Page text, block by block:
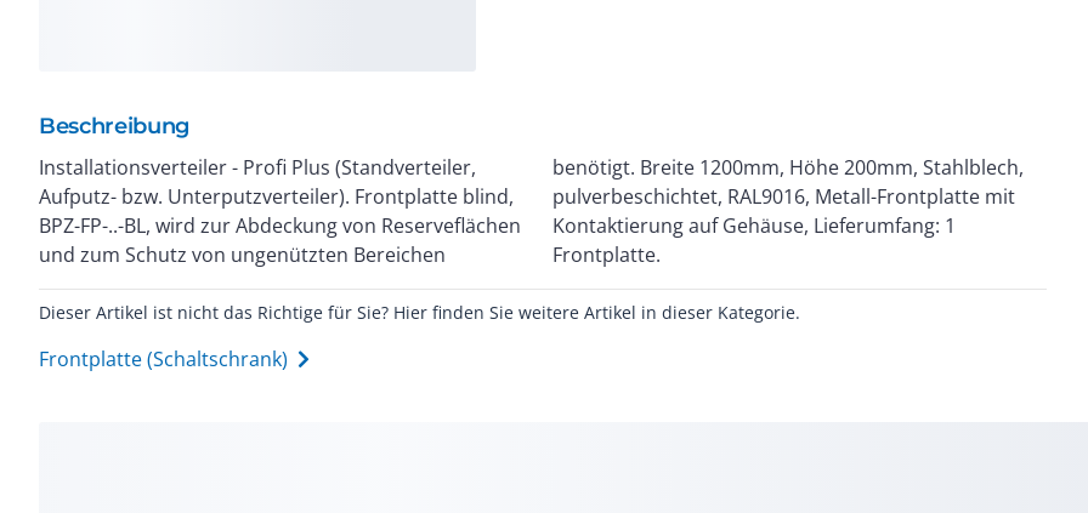
Beschreibung
Installationsverteiler - Profi Plus (Standverteiler,
Aufputz- bzw. Unterputzverteiler). Frontplatte blind,
BPZ-FP-..-BL, wird zur Abdeckung von Reserveflächen
und zum Schutz von ungenützten Bereichen
benötigt. Breite 1200mm, Höhe 200mm, Stahlblech,
pulverbeschichtet, RAL9016, Metall-Frontplatte mit
Kontaktierung auf Gehäuse, Lieferumfang: 1
Frontplatte.
Dieser Artikel ist nicht das Richtige für Sie? Hier finden Sie weitere Artikel in dieser Kategorie.
Frontplatte (Schaltschrank)